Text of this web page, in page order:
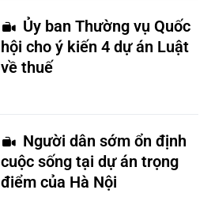
Ủy ban Thường vụ Quốc
hội cho ý kiến 4 dự án Luật
về thuế
Người dân sớm ổn định
cuộc sống tại dự án trọng
điểm của Hà Nội